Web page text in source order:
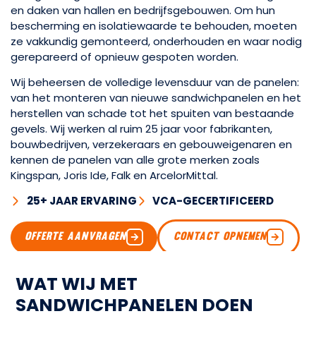
en daken van hallen en bedrijfsgebouwen. Om hun
bescherming en isolatiewaarde te behouden, moeten
ze vakkundig gemonteerd, onderhouden en waar nodig
gerepareerd of opnieuw gespoten worden.
Wij beheersen de volledige levensduur van de panelen:
van het monteren van nieuwe sandwichpanelen en het
herstellen van schade tot het spuiten van bestaande
gevels. Wij werken al ruim 25 jaar voor fabrikanten,
bouwbedrijven, verzekeraars en gebouweigenaren en
kennen de panelen van alle grote merken zoals
Kingspan, Joris Ide, Falk en ArcelorMittal.
25+ JAAR ERVARING
VCA-GECERTIFICEERD
OFFERTE AANVRAGEN CONTACT OPNEMEN
WATWIJ MET
SANDWICHPANELEN DOEN